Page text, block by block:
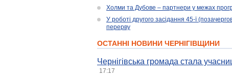
Холми та Дубове – партнери у межах
У роботі другого засідання 45-ї
перерву
ОСТАННІ НОВИНИ ЧЕРНІГІВЩИНИ
Чернігівська громада стала
17:17